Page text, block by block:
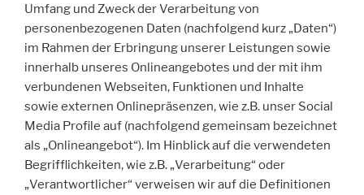
Umfang und Zweck der Verarbeitung von
personenbezogenen Daten (nachfolgend kurz „Daten“)
im Rahmen der Erbringung unserer Leistungen sowie
innerhalb unseres Onlineangebotes und der mit ihm
verbundenen Webseiten, Funktionen und Inhalte
sowie externen Onlinepräsenzen, wie z.B. unser Social
Media Profile auf (nachfolgend gemeinsam bezeichnet
als „Onlineangebot“). Im Hinblick auf die verwendeten
Begrifflichkeiten, wie z.B. „Verarbeitung“ oder
„Verantwortlicher“ verweisen wir auf die Definitionen